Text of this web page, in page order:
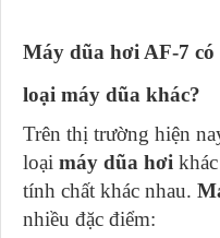
Máy dũa hơi AF-7 có
loại máy dũa khác?
Trên thị trường hiện
loại máy dũa hơi
tính chất khác nhau.
nhiều đặc điểm: